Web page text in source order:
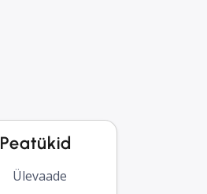
Peatükid
Ülevaade